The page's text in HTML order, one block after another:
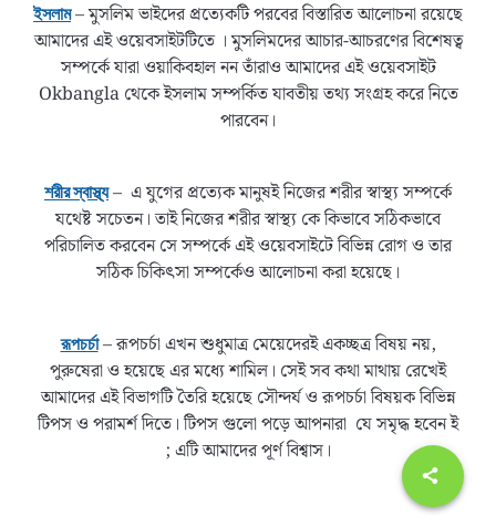
ইসলাম– মুসলিম ভাইদের প্রত্যেকটি পরবের বিস্তারিত আলোচনা রয়েছে
আমাদের এই ওয়েবসাইটটিতে । মুসলিমদের আচার-আচরণের বিশেষত্ব
সম্পর্কে যারা ওয়াকিবহাল নন তাঁরাও আমাদের এই ওয়েবসাইট
Okbangla থেকে ইসলাম সম্পর্কিত যাবতীয় তথ্য সংগ্রহ করে নিতে
পারবেন।
শরীর স্বাস্থ্য– এ যুগের প্রত্যেক মানুষই নিজের শরীর স্বাস্থ্য সম্পর্কে
যথেষ্ট সচেতন। তাই নিজের শরীর স্বাস্থ্য কে কিভাবে সঠিকভাবে
পরিচালিত করবেন সে সম্পর্কে এই ওয়েবসাইটে বিভিন্ন রোগ ও তার
সঠিক চিকিৎসা সম্পর্কেও আলোচনা করা হয়েছে।
রূপচর্চা– রূপচর্চা এখন শুধুমাত্র মেয়েদেরই একচ্ছত্র বিষয় নয়,
পুরুষেরা ও হয়েছে এর মধ্যে শামিল। সেই সব কথা মাথায় রেখেই
আমাদের এই বিভাগটি তৈরি হয়েছে সৌন্দর্য ও রূপচর্চা বিষয়ক বিভিন্ন
টিপস ও পরামর্শ দিতে। টিপস গুলো পড়ে আপনারা যে সমৃদ্ধ হবেন ই
; এটি আমাদের পূর্ণ বিশ্বাস।